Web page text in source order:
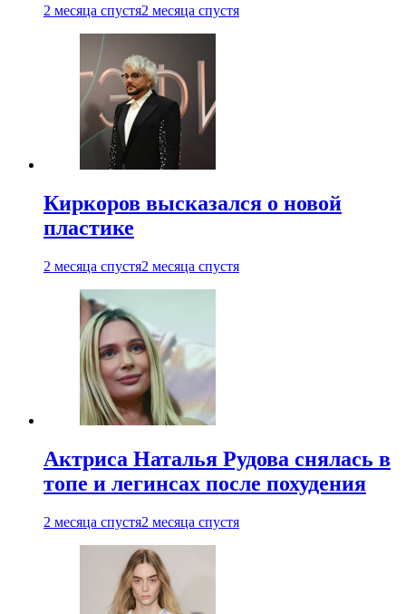
2 месяца спустя2 месяца спустя
Киркоров высказался о новой
пластике
2 месяца спустя2 месяца спустя
Актриса Наталья Рудова снялась в
топе и легинсах после похудения
2 месяца спустя2 месяца спустя